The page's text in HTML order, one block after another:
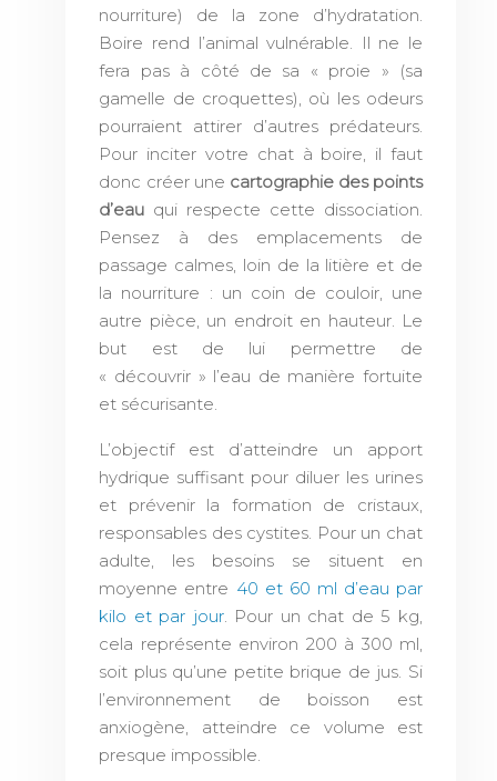
nourriture) de la zone d’hydratation.
Boire rend l’animal vulnérable. Il ne le
fera pas à côté de sa « proie » (sa
gamelle de croquettes), où les odeurs
pourraient attirer d’autres prédateurs.
Pour inciter votre chat à boire, il faut
donc créer une cartographie des points
d’eau qui respecte cette dissociation.
Pensez à des emplacements de
passage calmes, loin de la litière et de
la nourriture : un coin de couloir, une
autre pièce, un endroit en hauteur. Le
but est de lui permettre de
« découvrir » l’eau de manière fortuite
et sécurisante.
L’objectif est d’atteindre un apport
hydrique suffisant pour diluer les urines
et prévenir la formation de cristaux,
responsables des cystites. Pour un chat
adulte, les besoins se situent en
moyenne entre 40 et 60 ml d’eau par
kilo et par jour. Pour un chat de 5 kg,
cela représente environ 200 à 300 ml,
soit plus qu’une petite brique de jus. Si
l’environnement de boisson est
anxiogène, atteindre ce volume est
presque impossible.